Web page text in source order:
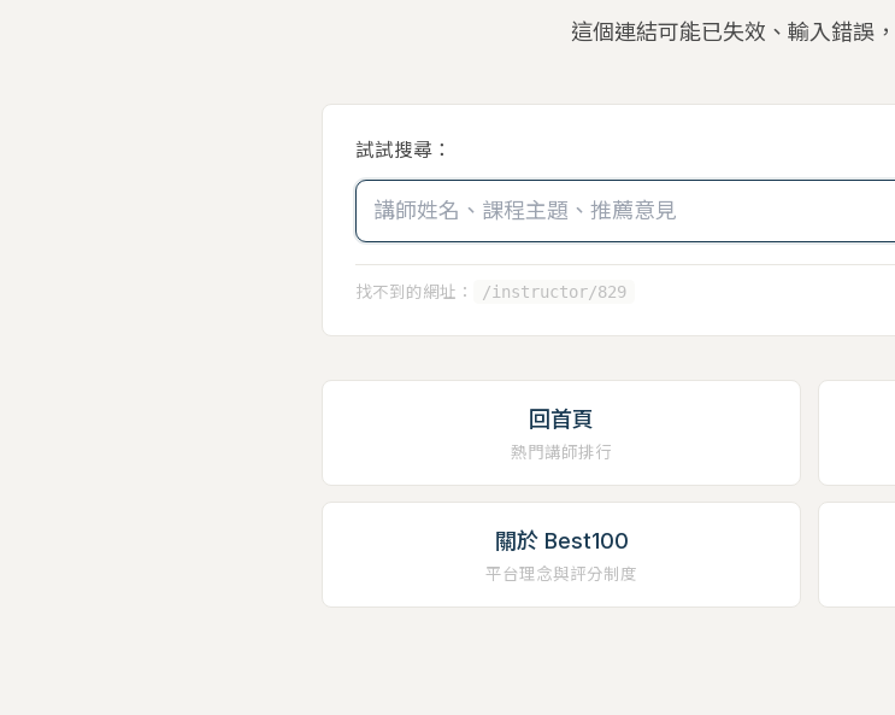
這個連結可能已失效、輸入錯誤
試試搜尋：
找不到的網址： /instructor/829
回首頁
熱門講師排行
關於 Best100
平台理念與評分制度